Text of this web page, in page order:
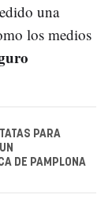
una
los medios
PARA
DE PAMPLONA